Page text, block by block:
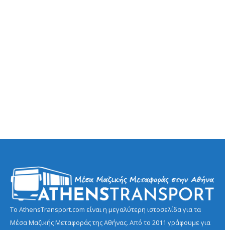
Το AthensTransport.com είναι η μεγαλύτερη ιστοσελίδα για τα
Μέσα Μαζικής Μεταφοράς της Αθήνας. Από το 2011 γράφουμε για